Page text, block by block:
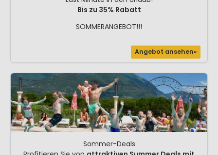
Bis zu 35% Rabatt
SOMMERANGEBOT!!!
Angebot ansehen»
Sommer-Deals